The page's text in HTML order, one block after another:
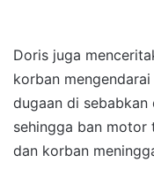
Doris juga
korban
dugaan di sebabkan
sehingga ban
dan korban